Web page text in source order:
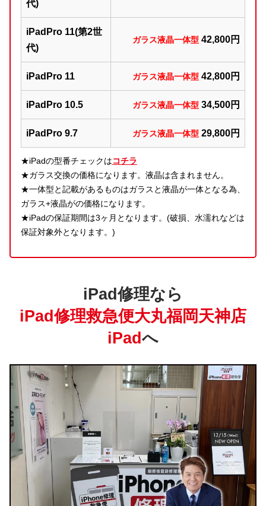
代)
iPadPro 11(第2世
代)
ガラス液晶一体型 42,800円
iPadPro 11 ガラス液晶一体型 42,800円
iPadPro 10.5 ガラス液晶一体型 34,500円
iPadPro 9.7 ガラス液晶一体型 29,800円
★iPadの型番チェックはコチラ
★ガラス交換の価格になります。液晶は含まれません。
★一体型と記載があるものはガラスと液晶が一体となる為、
ガラス+液晶がの価格になります。
★iPadの保証期間は3ヶ月となります。(破損、水濡れなどは
保証対象外となります。)
iPad修理なら
iPad修理救急便大丸福岡天神店
iPad へ